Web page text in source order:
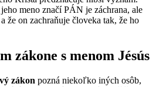
meno značí PÁN je záchrana, ale
že on zachraňuje človeka tak, že ho
zákone s menom Jésús
zákon pozná niekoľko iných osôb,